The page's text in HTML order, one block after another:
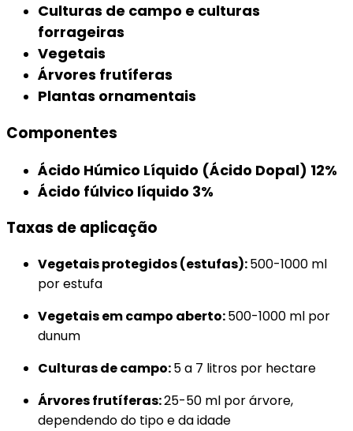
Culturas de campo e culturas
forrageiras
Vegetais
Árvores frutíferas
Plantas ornamentais
Componentes
Ácido Húmico Líquido (Ácido Dopal) 12%
Ácido fúlvico líquido 3%
Taxas de aplicação
Vegetais protegidos (estufas):500-1000 ml
por estufa
Vegetais em campo aberto:500-1000 ml por
dunum
Culturas de campo:5 a 7 litros por hectare
Árvores frutíferas:25-50 ml por árvore,
dependendo do tipo e da idade